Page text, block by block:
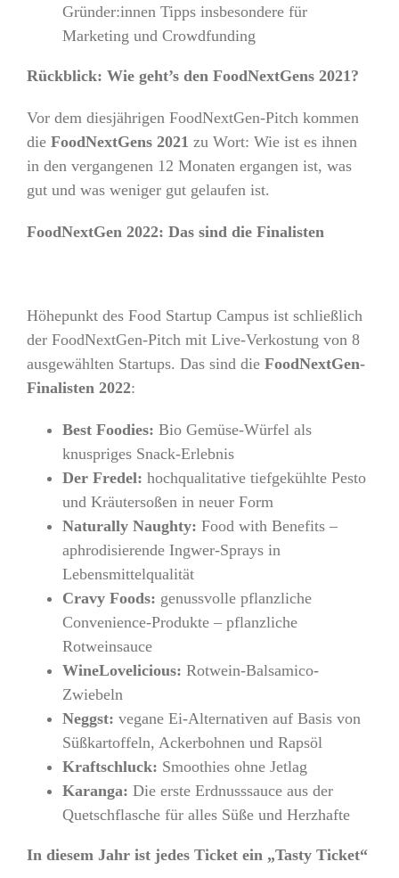
Gründer:innen Tipps insbesondere für
Marketing und Crowdfunding
Rückblick: Wie geht’s den FoodNextGens 2021?
Vor dem diesjährigen FoodNextGen-Pitch kommen
die FoodNextGens 2021 zu Wort: Wie ist es ihnen
in den vergangenen 12 Monaten ergangen ist, was
gut und was weniger gut gelaufen ist.
FoodNextGen 2022: Das sind die Finalisten
Höhepunkt des Food Startup Campus ist schließlich
der FoodNextGen-Pitch mit Live-Verkostung von 8
ausgewählten Startups. Das sind die FoodNextGen-
Finalisten 2022:
Best Foodies: Bio Gemüse-Würfel als
knuspriges Snack-Erlebnis
Der Fredel: hochqualitative tiefgekühlte Pesto
und Kräutersoßen in neuer Form
Naturally Naughty: Food with Benefits –
aphrodisierende Ingwer-Sprays in
Lebensmittelqualität
Cravy Foods: genussvolle pflanzliche
Convenience-Produkte – pflanzliche
Rotweinsauce
WineLovelicious: Rotwein-Balsamico-
Zwiebeln
Neggst: vegane Ei-Alternativen auf Basis von
Süßkartoffeln, Ackerbohnen und Rapsöl
Kraftschluck: Smoothies ohne Jetlag
Karanga: Die erste Erdnusssauce aus der
Quetschflasche für alles Süße und Herzhafte
In diesem Jahr ist jedes Ticket ein „Tasty Ticket“